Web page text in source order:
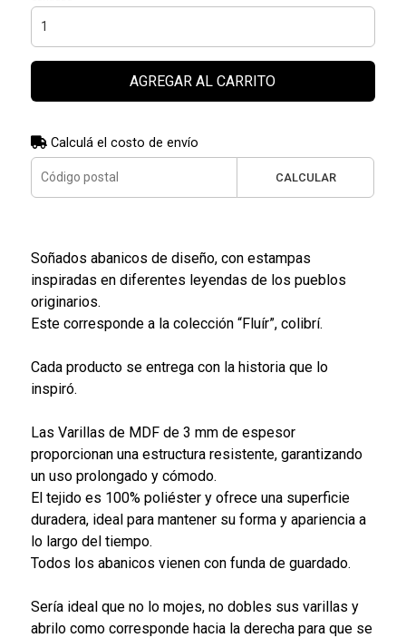
AGREGAR AL CARRITO
Calculá el costo de envío
CALCULAR
Soñados abanicos de diseño, con estampas
inspiradas en diferentes leyendas de los pueblos
originarios.
Este corresponde a la colección “Fluír”, colibrí.
Cada producto se entrega con la historia que lo
inspiró.
Las Varillas de MDF de 3 mm de espesor
proporcionan una estructura resistente, garantizando
un uso prolongado y cómodo.
El tejido es 100% poliéster y ofrece una superficie
duradera, ideal para mantener su forma y apariencia a
lo largo del tiempo.
Todos los abanicos vienen con funda de guardado.
Sería ideal que no lo mojes, no dobles sus varillas y
abrilo como corresponde hacia la derecha para que se